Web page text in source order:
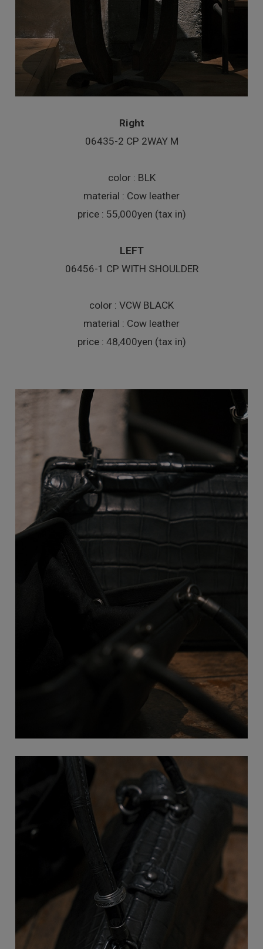
Right
06435-2 CP 2WAY M
color : BLK
material : Cow leather
price : 55,000yen (tax in)
LEFT
06456-1 CP WITH SHOULDER
color : VCW BLACK
material : Cow leather
price : 48,400yen (tax in)